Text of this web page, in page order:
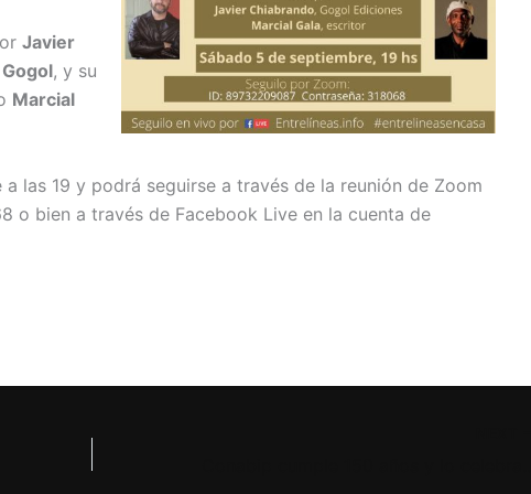
Javier
, y su
Marcial
las 19 y podrá seguirse a través de la reunión de Zoom
o bien a través de Facebook Live en la cuenta de